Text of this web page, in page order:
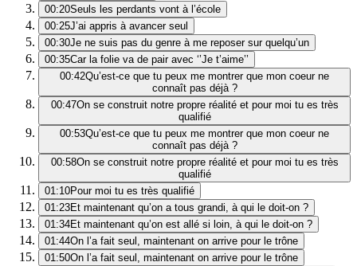
00:20Seuls les perdants vont à l’école
00:25J’ai appris à avancer seul
00:30Je ne suis pas du genre à me reposer sur quelqu’un
00:35Car la folie va de pair avec ‘’Je t’aime’’
00:42Qu’est-ce que tu peux me montrer que mon coeur ne
connaît pas déjà ?
00:47On se construit notre propre réalité et pour moi tu es très
qualifié
00:53Qu’est-ce que tu peux me montrer que mon coeur ne
connaît pas déjà ?
00:58On se construit notre propre réalité et pour moi tu es très
qualifié
01:10Pour moi tu es très qualifié
01:23Et maintenant qu’on a tous grandi, à qui le doit-on ?
01:34Et maintenant qu’on est allé si loin, à qui le doit-on ?
01:44On l’a fait seul, maintenant on arrive pour le trône
01:50On l’a fait seul, maintenant on arrive pour le trône